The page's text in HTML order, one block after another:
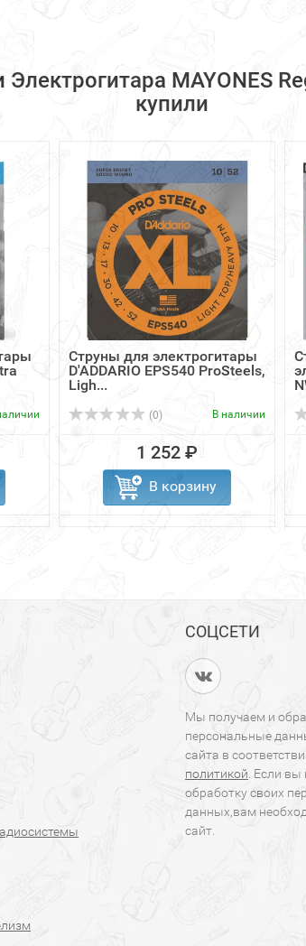
MAYONES
купили
Струны для электрогитары
D'ADDARIO EPS540 ProSteels,
Ligh...
(0) В наличии
1 252 ₽
В корзину
СОЦСЕТИ
Мы получаем и
персональные
сайта в
политикой . Если
обработку своих
данных,вам
сайт.